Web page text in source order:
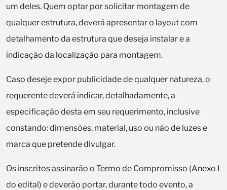
um deles. Quem optar por solicitar montagem de
qualquer estrutura, deverá apresentar o layout com
detalhamento da estrutura que deseja instalar e a
indicação da localização para montagem.
Caso deseje expor publicidade de qualquer natureza, o
requerente deverá indicar, detalhadamente, a
especificação desta em seu requerimento, inclusive
constando: dimensões, material, uso ou não de luzes e
marca que pretende divulgar.
Os inscritos assinarão o Termo de Compromisso (Anexo I
do edital) e deverão portar, durante todo evento, a